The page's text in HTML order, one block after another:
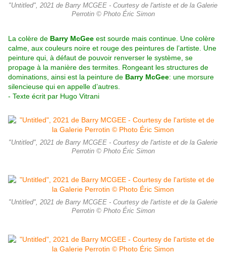
"Untitled", 2021 de Barry MCGEE - Courtesy de l'artiste et de la Galerie
Perrotin © Photo Éric Simon
La colère de Barry McGee est sourde mais continue. Une colère
calme, aux couleurs noire et rouge des peintures de l’artiste. Une
peinture qui, à défaut de pouvoir renverser le système, se
propage à la manière des termites. Rongeant les structures de
dominations, ainsi est la peinture de Barry McGee: une morsure
silencieuse qui en appelle d’autres.
- Texte écrit par Hugo Vitrani
"Untitled", 2021 de Barry MCGEE - Courtesy de l'artiste et de la Galerie
Perrotin © Photo Éric Simon
"Untitled", 2021 de Barry MCGEE - Courtesy de l'artiste et de la Galerie
Perrotin © Photo Éric Simon